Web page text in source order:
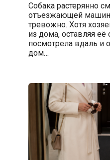
Собака растерянно
отъезжающей
тревожно. Хотя
из дома, оставляя
посмотрела вдаль и
дом…